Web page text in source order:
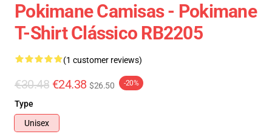
Pokimane Camisas - Pokimane
T-Shirt Clássico RB2205
(1 customer reviews)
€30.48 €24.38 $26.50 -20%
Type
Unisex